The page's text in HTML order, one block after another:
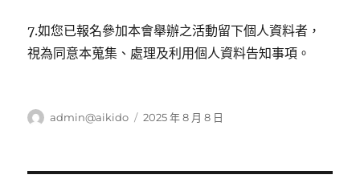
7.如您已報名參加本會舉辦之活動留下個人資料者，
視為同意本蒐集、處理及利用個人資料告知事項。
作
admin@aikido
發
2025 年 8 月 8 日